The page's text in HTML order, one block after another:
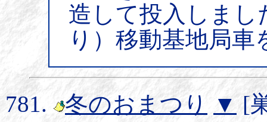
造して投入しま
り）移動基地局
冬のおまつり ▼[